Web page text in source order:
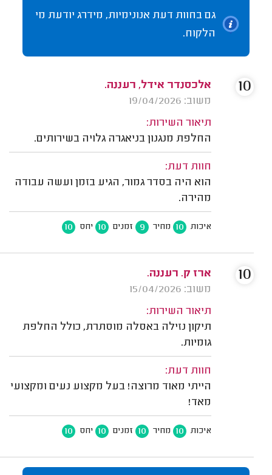
גם בחוות דעת אנונימיות, מידרג יודעת מי
הלקוח.
אלכסנדר אידל, רעננה.
משוב: 19/04/2026
תיאור השירות:
החלפת מנגנון בניאגרה גלויה בשירותים.
חוות דעת:
הוא היה בסדר גמור, הגיע בזמן ועשה עבודה
מהירה.
איכות 10 מחיר 9 זמנים 10 יחס 10
10
ארז ק. רעננה.
משוב: 15/04/2026
תיאור השירות:
תיקון נזילה באסלה מוסתרת, כולל החלפת
גומיות.
חוות דעת:
הייתי מאוד מרוצה! בעל מקצוע נעים ומקצועי
מאד!
איכות 10 מחיר 10 זמנים 10 יחס 10
10